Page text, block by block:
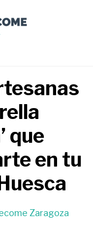
que
en tu
Zaragoza